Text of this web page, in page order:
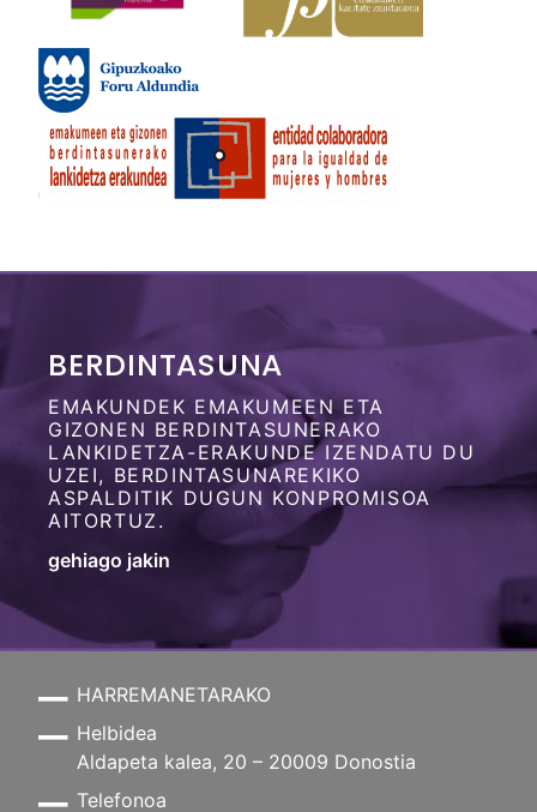
BERDINTASUNA
EMAKUNDEK EMAKUMEEN ETA
GIZONEN BERDINTASUNERAKO
LANKIDETZA-ERAKUNDE IZENDATU DU
UZEI, BERDINTASUNAREKIKO
ASPALDITIK DUGUN KONPROMISOA
AITORTUZ.
gehiago jakin
HARREMANETARAKO
Helbidea
Aldapeta kalea, 20 – 20009 Donostia
Telefonoa